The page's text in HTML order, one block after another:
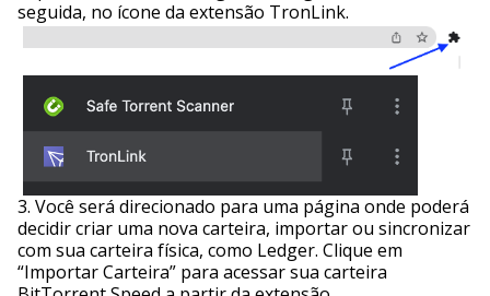
seguida, no ícone da extensão TronLink.
3. Você será direcionado para uma página onde poderá
decidir criar uma nova carteira, importar ou sincronizar
com sua carteira física, como Ledger. Clique em
“Importar Carteira” para acessar sua carteira